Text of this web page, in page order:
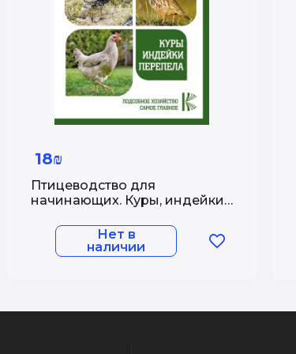
18₪
Птицеводство для
начинающих. Куры, индейки,
Нет в
наличии